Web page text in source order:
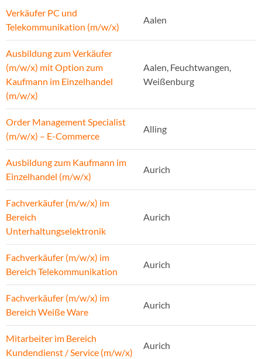
Verkäufer PC und
Telekommunikation (m/w/x)
Aalen
Ausbildung zum Verkäufer
(m/w/x) mit Option zum
Kaufmann im Einzelhandel
(m/w/x)
Aalen, Feuchtwangen,
Weißenburg
Order Management Specialist
(m/w/x) – E-Commerce
Alling
Ausbildung zum Kaufmann im
Einzelhandel (m/w/x)
Aurich
Fachverkäufer (m/w/x) im
Bereich
Unterhaltungselektronik
Aurich
Fachverkäufer (m/w/x) im
Bereich Telekommunikation
Aurich
Fachverkäufer (m/w/x) im
Bereich Weiße Ware
Aurich
Mitarbeiter im Bereich
Kundendienst / Service (m/w/x)
Aurich